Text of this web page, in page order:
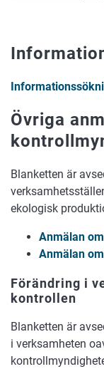
Övriga
Blanketten är
ekologisk
Anmälan
Anmälan
Förändring i
kontrollen
Blanketten är
i verksamheten